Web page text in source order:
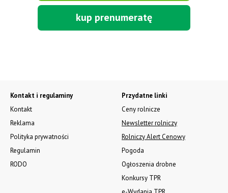
ŁADOWACZE CZOŁOWE TUR 5 – OLIMET